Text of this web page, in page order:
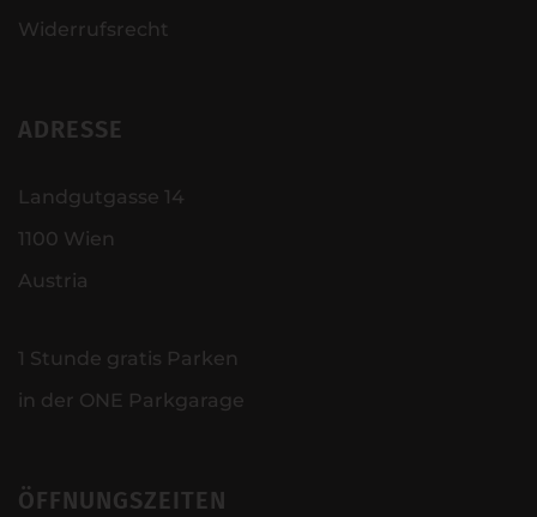
Widerrufsrecht
ADRESSE
Landgutgasse 14
1100 Wien
Austria
1 Stunde gratis Parken
in der ONE Parkgarage
ÖFFNUNGSZEITEN